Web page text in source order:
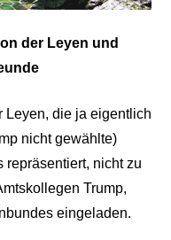
der Leyen und
Leyen, die ja eigentlich
nicht gewählte)
repräsentiert, nicht zu
Trump,
eingeladen.